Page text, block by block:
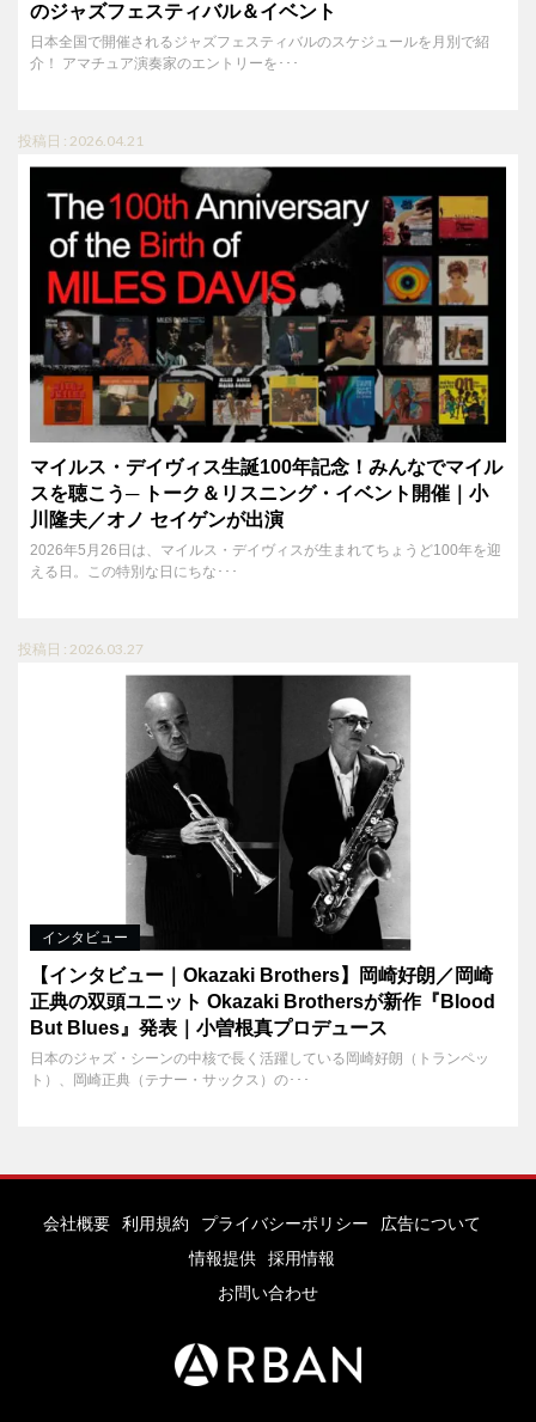
のジャズフェスティバル＆イベント
日本全国で開催されるジャズフェスティバルのスケジュールを月別で紹
介！ アマチュア演奏家のエントリーを･･･
投稿日 : 2026.04.21
マイルス・デイヴィス生誕100年記念！みんなでマイル
スを聴こう─ トーク＆リスニング・イベント開催｜小
川隆夫／オノ セイゲンが出演
2026年5月26日は、マイルス・デイヴィスが生まれてちょうど100年を迎
える日。この特別な日にちな･･･
投稿日 : 2026.03.27
インタビュー
【インタビュー｜Okazaki Brothers】岡崎好朗／岡崎
正典の双頭ユニット Okazaki Brothersが新作『Blood
But Blues』発表｜小曽根真プロデュース
日本のジャズ・シーンの中核で長く活躍している岡崎好朗（トランペッ
ト）、岡崎正典（テナー・サックス）の･･･
会社概要 利用規約 プライバシーポリシー
広告について
情報提供
採用情報
お問い合わせ